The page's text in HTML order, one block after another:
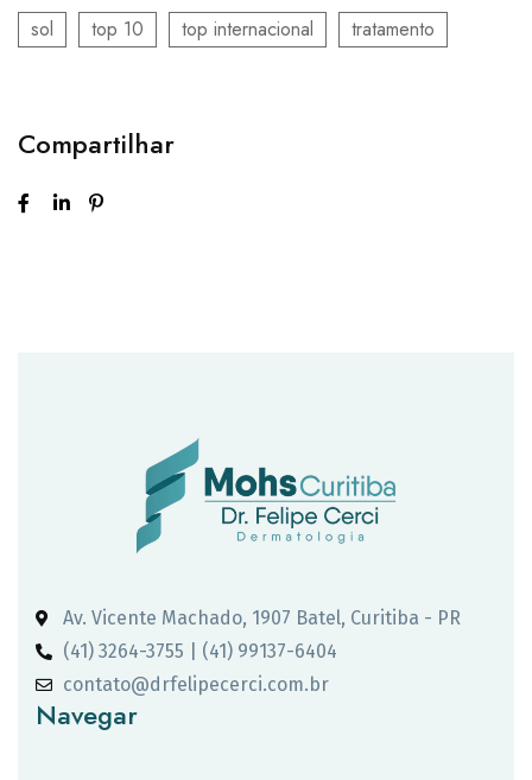
sol
top 10 top internacional tratamento
Compartilhar
Av. Vicente Machado, 1907 Batel, Curitiba - PR
(41) 3264-3755 | (41) 99137-6404
contato@drfelipecerci.com.br
Navegar